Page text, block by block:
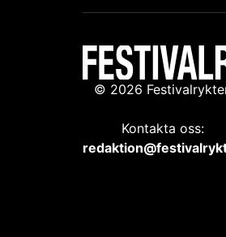
© 2026
Kontakta oss: